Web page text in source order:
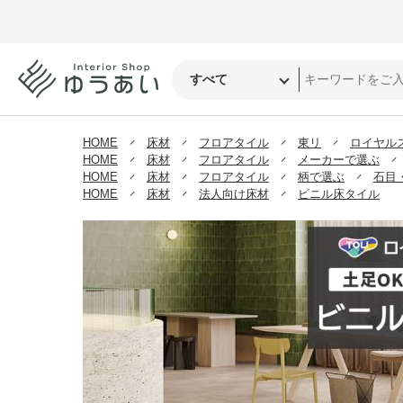
HOME 床材 フロアタイル 東リ
ロイヤル
HOME
床材 フロアタイル
メーカーで選ぶ
HOME
床材 フロアタイル 柄で選ぶ
石目
HOME
床材 法人向け床材 ビニル床タイル